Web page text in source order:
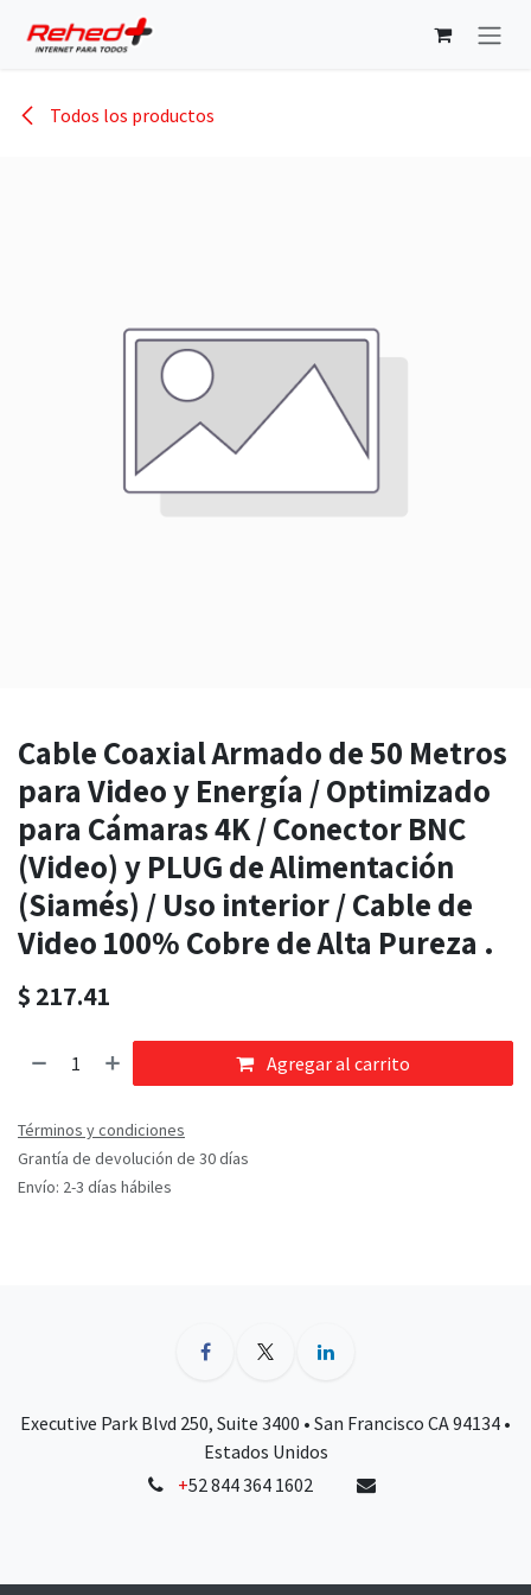
Todos los productos
Cable Coaxial Armado de 50 Metros
para Video y Energía / Optimizado
para Cámaras 4K / Conector BNC
(Video) y PLUG de Alimentación
(Siamés) / Uso interior / Cable de
Video 100% Cobre de Alta Pureza .
$ 217.41
Agregar al carrito
Términos y condiciones
Grantía de devolución de 30 días
Envío: 2-3 días hábiles
Executive Park Blvd 250, Suite 3400 • San Francisco CA 94134 •
Estados Unidos
+52 844 364 1602